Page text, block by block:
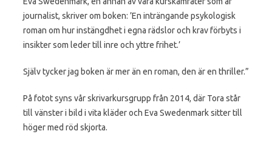
journalist, skriver om boken: ’En inträngande psykologisk
roman om hur instängdhet i egna rädslor och krav förbyts i
insikter som leder till inre och yttre frihet.’
Själv tycker jag boken är mer än en roman, den är en thriller.”
På fotot syns vår skrivarkursgrupp från 2014, där Tora står
till vänster i bild i vita kläder och Eva Swedenmark sitter till
höger med röd skjorta.